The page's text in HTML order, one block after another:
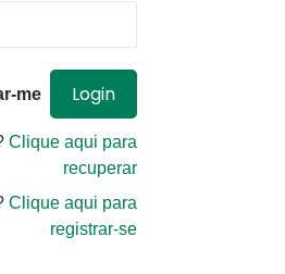
me
Clique aqui para
recuperar
Clique aqui para
registrar-se